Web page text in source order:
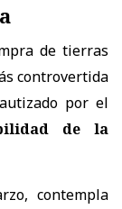
de tierras
controvertida
por el
de la
contempla